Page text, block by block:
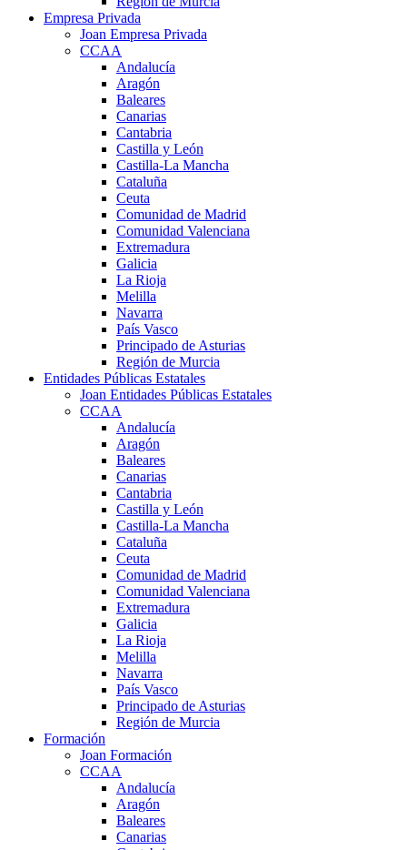
Empresa Privada
Joan Empresa Privada
CCAA
Andalucía
Aragón
Baleares
Canarias
Cantabria
Castilla y León
Castilla-La Mancha
Cataluña
Ceuta
Comunidad de Madrid
Comunidad Valenciana
Extremadura
Galicia
La Rioja
Melilla
Navarra
País Vasco
Principado de Asturias
Región de Murcia
Entidades Públicas Estatales
Joan Entidades Públicas Estatales
CCAA
Andalucía
Aragón
Baleares
Canarias
Cantabria
Castilla y León
Castilla-La Mancha
Cataluña
Ceuta
Comunidad de Madrid
Comunidad Valenciana
Extremadura
Galicia
La Rioja
Melilla
Navarra
País Vasco
Principado de Asturias
Región de Murcia
Formación
Joan Formación
CCAA
Andalucía
Aragón
Baleares
Canarias